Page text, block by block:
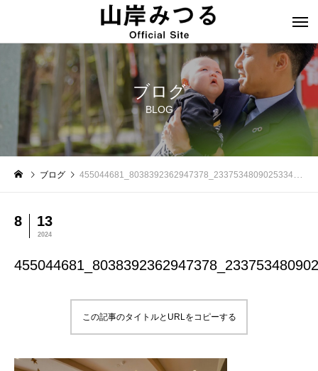
ブログ
BLOG
ブログ 455044681_8038392362947378_2337534809025334917_n
8 13
2024
この記事のタイトルとURLをコピーする